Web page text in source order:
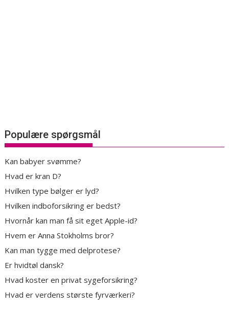
Populære spørgsmål
Kan babyer svømme?
Hvad er kran D?
Hvilken type bølger er lyd?
Hvilken indboforsikring er bedst?
Hvornår kan man få sit eget Apple-id?
Hvem er Anna Stokholms bror?
Kan man tygge med delprotese?
Er hvidtøl dansk?
Hvad koster en privat sygeforsikring?
Hvad er verdens største fyrværkeri?